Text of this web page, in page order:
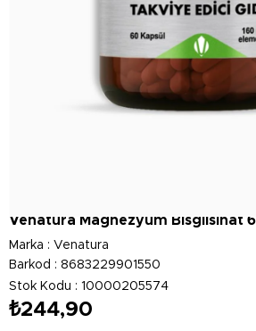
Venatura Magnezyum Bisglisinat
Marka : Venatura
Barkod : 8683229901550
Stok Kodu
10000205574
₺244,90